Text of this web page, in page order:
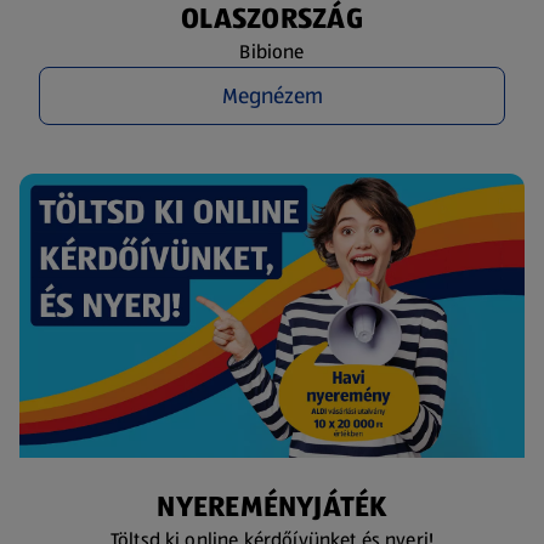
OLASZORSZÁG
Bibione
Megnézem
NYEREMÉNYJÁTÉK